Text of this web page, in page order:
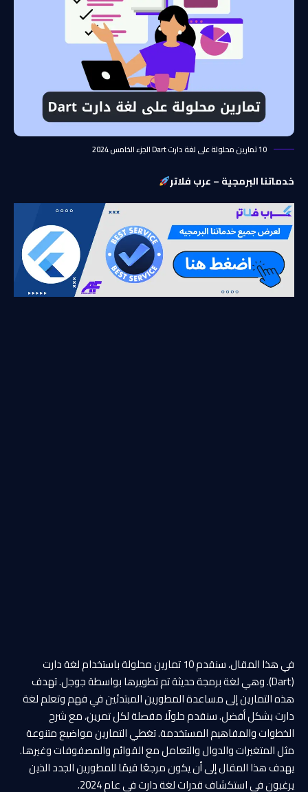
10 تمارين محلولة على لغة دارت Dart الجزء الخامس 2024
خدماتنا البرمجية – عرب فلاتر
في هذا المقال، سنقدم 10 تمارين محلولة باستخدام لغة دارت
(Dart). وهي لغة برمجة حديثة تم تطويرها بواسطة جوجل. تهدف
هذه التمارين إلى مساعدة المطورين المبتدئين في فهم وتعلم لغة
دارت بشكل أفضل. سنقدم حلولًا مفصلة لكل تمرين، مع شرح
الخطوات والمفاهيم المستخدمة. تغطي التمارين مواضيع متنوعة
مثل المتغيرات والدوال والتعامل مع القوائم والمصفوفات وغيرها.
يهدف هذا المقال إلى أن يكون مرجعًا قيمًا للمطورين الجدد الذين
يرغبون في استكشاف قدرات لغة دارت في عام 2024.